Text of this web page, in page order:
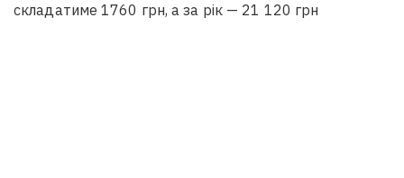
складатиме 1760 грн, а за рік — 21 120 грн